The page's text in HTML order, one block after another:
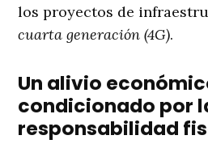
los proyectos de
cuarta generación (4G).
Un alivio
condicionado por
responsabilidad